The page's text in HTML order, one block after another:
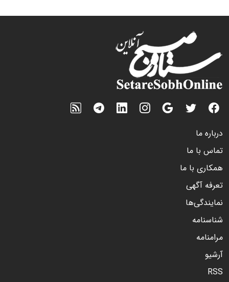
درباره ما
تماس با ما
همکاری با ما
تعرفه آگهی
نمایندگی‌ها
شناسنامه
مرامنامه
آرشیو
RSS